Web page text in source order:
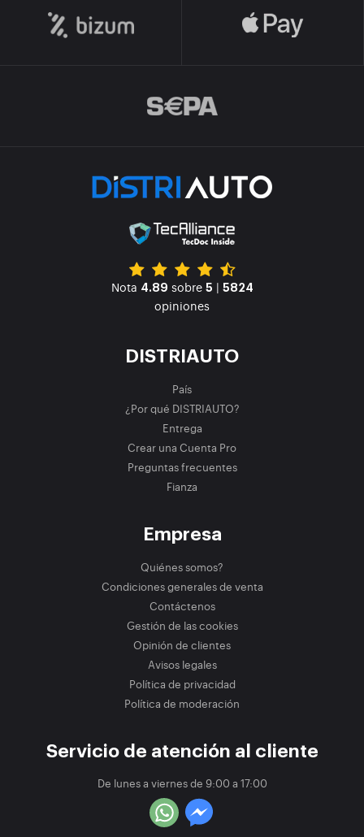
Nota 4.89 sobre 5 | 5824
opiniones
DISTRIAUTO
País
¿Por qué DISTRIAUTO?
Entrega
Crear una Cuenta Pro
Preguntas frecuentes
Fianza
Empresa
Quiénes somos?
Condiciones generales de venta
Contáctenos
Gestión de las cookies
Opinión de clientes
Avisos legales
Política de privacidad
Política de moderación
Servicio de atención al cliente
De lunes a viernes de 9:00 a 17:00